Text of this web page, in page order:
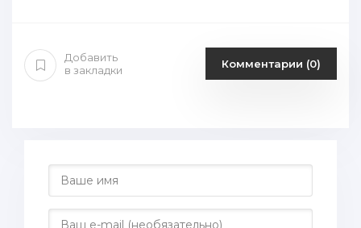
Добавить
в закладки
Комментарии (0)